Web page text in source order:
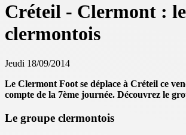
Créteil - Clermont :
clermontois
Jeudi 18/09/2014
Le Clermont Foot se déplace à Créteil ce
compte de la 7ème journée. Découvrez le
Le groupe clermontois